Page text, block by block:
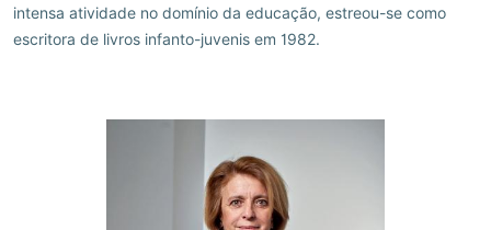
intensa atividade no domínio da educação, estreou-se como
escritora de livros infanto-juvenis em 1982.